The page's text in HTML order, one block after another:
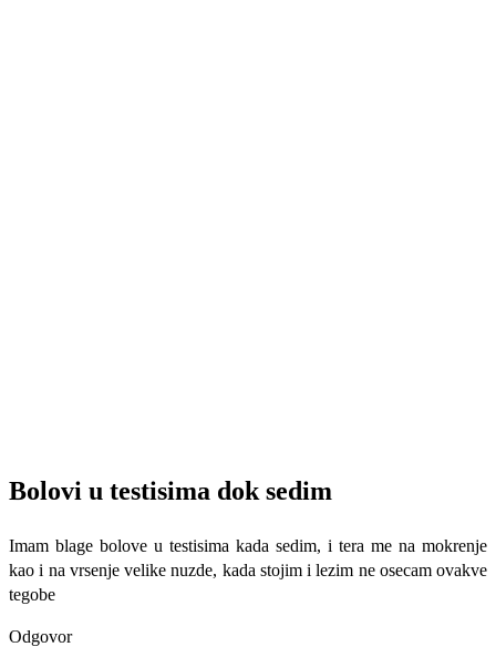
Bolovi u testisima dok sedim
Imam blage bolove u testisima kada sedim, i tera me na mokrenje
kao i na vrsenje velike nuzde, kada stojim i lezim ne osecam ovakve
tegobe
Odgovor